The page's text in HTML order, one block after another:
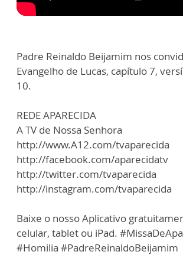
Padre Reinaldo Beijamim nos
Evangelho de Lucas, capítulo 7,
10.
REDE APARECIDA
A TV de Nossa Senhora
http://www.A12.com/tvaparecida
http://facebook.com/aparecidatv
http://twitter.com/tvaparecida
http://instagram.com/tvaparecida
Baixe o nosso Aplicativo
celular, tablet ou iPad.
#Homilia #PadreReinaldoBeijamim